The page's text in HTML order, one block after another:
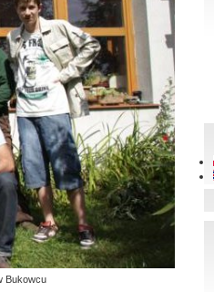
Bukowcu